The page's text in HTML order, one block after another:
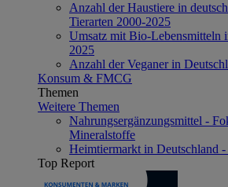
Anzahl der Haustiere in
Tierarten 2000-2025
Umsatz mit Bio-Lebensmitteln
2025
Anzahl der Veganer in
Konsum & FMCG
Themen
Weitere Themen
Nahrungsergänzungsmittel -
Mineralstoffe
Heimtiermarkt in Deutschland
Top Report